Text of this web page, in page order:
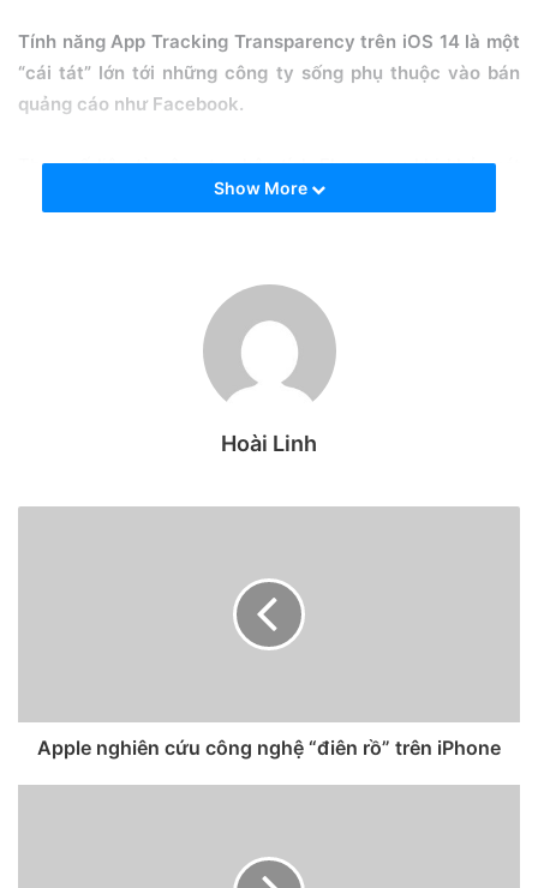
Tính năng App Tracking Transparency trên iOS 14 là một
“cái tát” lớn tới những công ty sống phụ thuộc vào bán
quảng cáo như Facebook.
Theo số liệu từ công ty phân tích Flurry sau khi khảo sát
khoảng 2.5 triệu người dùng sử dụng iPhone hằng ngày tại
hoạt tuỳ chọn cho phép các ứng dụng theo dõi hoạt động
Trước đó, Apple đã tung ra phiên bản iOS 14.5, tích hợp
Transparency là một tính năng hỗ trợ người dùng tốt hơn
người dùng nếu họ muốn để các ứng dụng thu thập dữ liệu
Show More
Hoài Linh
Apple nghiên cứu công nghệ “điên rồ” trên iPhone